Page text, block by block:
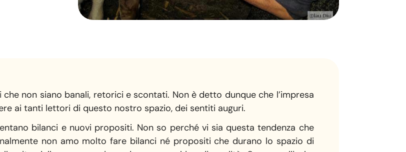
non siano banali, retorici e scontati. Non è detto dunque che l’impresa
ai tanti lettori di questo nostro spazio, dei sentiti auguri.
bilanci e nuovi propositi. Non so perché vi sia questa tendenza che
non amo molto fare bilanci né propositi che durano lo spazio di